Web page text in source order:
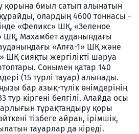
қорына биыл сатып алынатын
олардың 4600 тоннасы -
«Феликс» ШҚ, «Зеленое
Махамбет ауданындағы
«Алға-1» ШҚ және
ШҚ сияқты жергілікті шаруа
Сонымен қатар 140
(15 түрлі тауар) алынады.
бар азық-түлік өнімдерінің
түр кіргені белгілі. Алайда осы
тұрақтандыру қоры
тізбеге айран, ірімшік,
тауарлар да кіреді.